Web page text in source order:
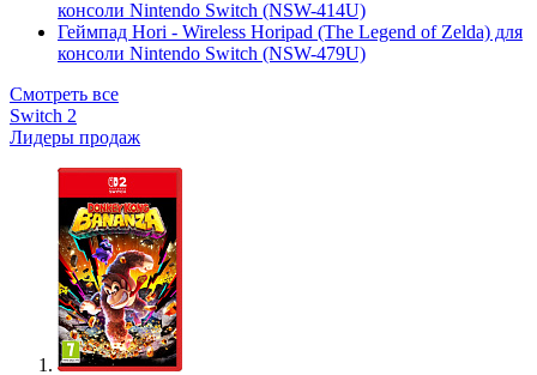
консоли Nintendo Switch (NSW-414U)
Геймпад Hori - Wireless Horipad (The Legend of Zelda) для
консоли Nintendo Switch (NSW-479U)
Смотреть все
Switch 2
Лидеры продаж